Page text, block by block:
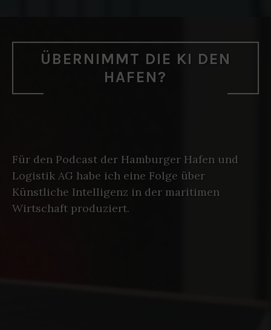
ÜBERNIMMT DIE KI DEN
HAFEN?
Für den Podcast der Hamburger Hafen und
Logistik AG habe ich eine Folge über
Künstliche Intelligenz in der maritimen
Wirtschaft produziert.